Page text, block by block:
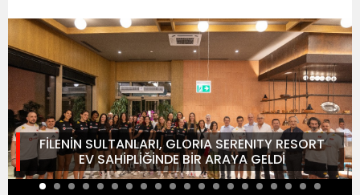
FİLENİN SULTANLARI, GLORIA SERENITY RESORT
EV SAHİPLİĞİNDE BİR ARAYA GELDİ